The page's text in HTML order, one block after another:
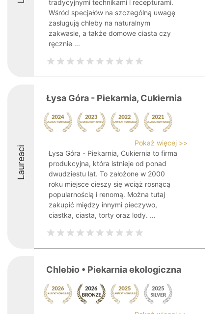
tradycyjnymi technikami i recepturami.
Wśród specjałów na szczególną uwagę
zasługują chleby na naturalnym
zakwasie, a także domowe ciasta czy
ręcznie ...
Laureaci
Łysa Góra - Piekarnia, Cukiernia
Pokaż więcej >>
Łysa Góra - Piekarnia, Cukiernia to firma
produkcyjna, która istnieje od ponad
dwudziestu lat. To założone w 2000
roku miejsce cieszy się wciąż rosnącą
popularnością i renomą. Można tutaj
zakupić między innymi pieczywo,
ciastka, ciasta, torty oraz lody. ...
Chlebio • Piekarnia ekologiczna